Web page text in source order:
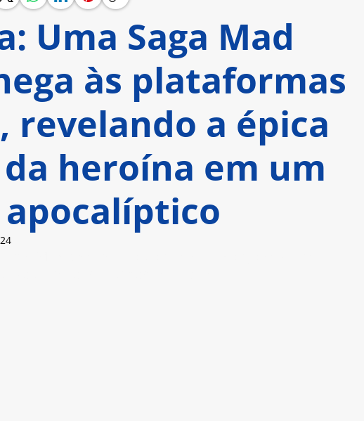
Uma Saga Mad
às plataformas
revelando a épica
heroína em um